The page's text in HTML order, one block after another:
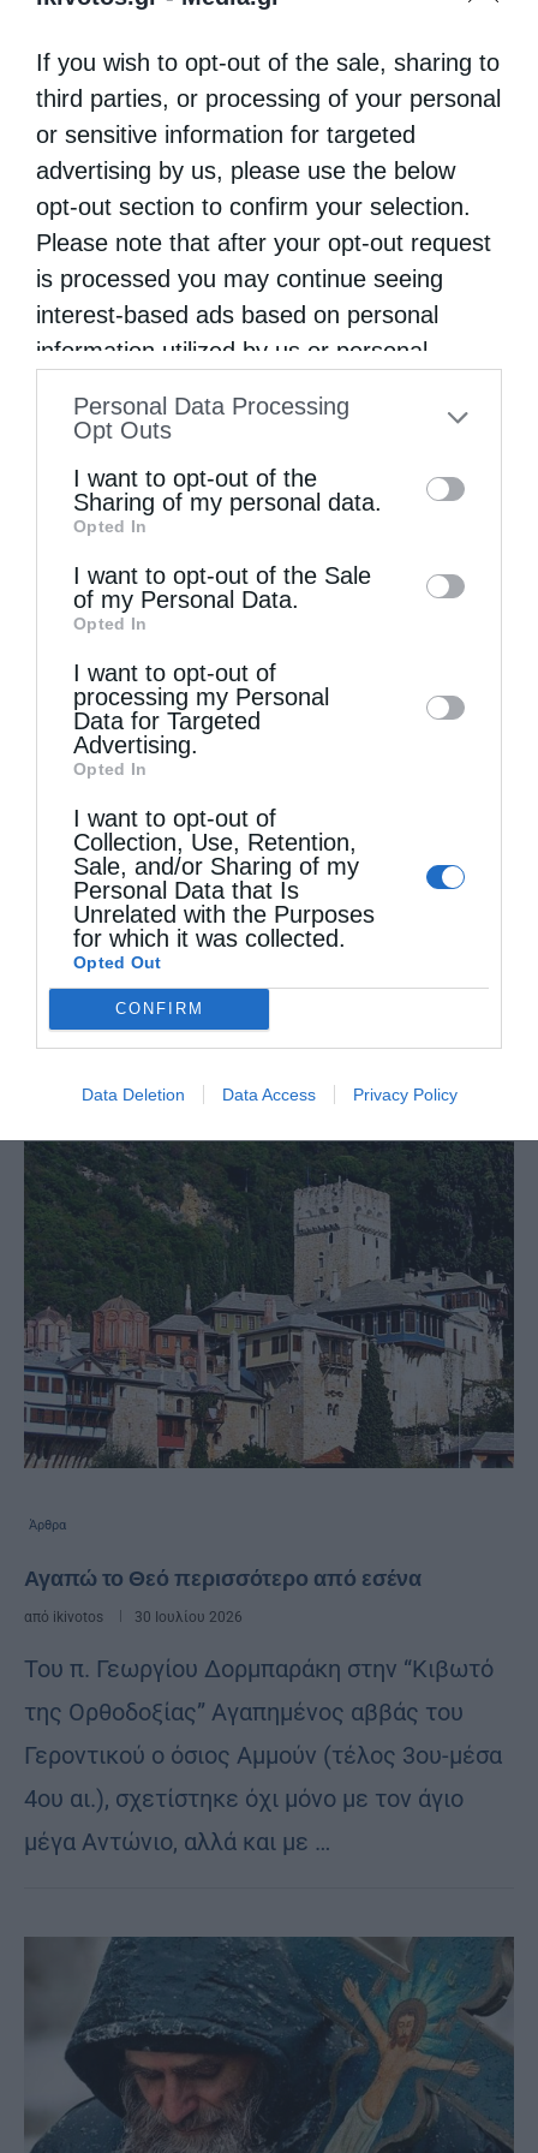
If you wish to opt-out of the sale, sharing to
third parties, or processing of your personal
or sensitive information for targeted
advertising by us, please use the below
opt-out section to confirm your selection.
Please note that after your opt-out request
is processed you may continue seeing
interest-based ads based on personal
information utilized by us or personal
to your opt-out. You may separately opt-out
information by third parties on the IAB’s list
of downstream participants. This
information may also be disclosed by us to
third parties on theIAB’s List of
Downstream Participants
disclose it to other third parties.
Personal Data Processing
Opt Outs
I want to opt-out of the
Sharing of my personal data.
Opted In
I want to opt-out of the Sale
of my Personal Data.
Opted In
I want to opt-out of
processing my Personal
Data for Targeted
Advertising.
Opted In
I want to opt-out of
Collection, Use, Retention,
Sale, and/or Sharing of my
Personal Data that Is
Unrelated with the Purposes
for which it was collected.
Opted Out
CONFIRM
Data Deletion Data Access Privacy Policy
«Τίποτε δεν υπάρχει ίσο ή ανώτερο από τους
οικτιρμούς του Θεού. Γι’ αυτό, όποιος
απελπίζεται, σφάζει ο ίδιος τον εαυτό του»
(Άγιος Ιωάννης της Κλίμακος, λόγ. ε΄, 23).
Εθιμικά και τελετουργικά του Ιουλίου
christina 31 Ιουλίου 2026
Γράφει ο Μ. Γ. Βαρβούνης,Καθηγητής
Λαογραφίας του Δημοκριτείου
Πανεπιστημίου Θράκης Οι άγιοι Ανάργυροι,
ως ιατροί και ιαματικοί άγιοι τιμώνται
ιδιαιτέρως από τον ελληνικό λαό, αφού
μάλιστα η αφιλοχρηματία τους …
Άρθρα
Αγαπώ το Θεό περισσότερο από εσένα
από ikivotos 30 Ιουλίου 2026
Του π. Γεωργίου Δορμπαράκη στην “Κιβωτό
της Ορθοδοξίας” Αγαπημένος αββάς του
Γεροντικού ο όσιος Αμμούν (τέλος 3ου-μέσα
4ου αι.), σχετίστηκε όχι μόνο με τον άγιο
μέγα Αντώνιο, αλλά και με …